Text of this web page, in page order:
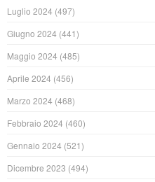
Luglio 2024 (497)
Giugno 2024 (441)
Maggio 2024 (485)
Aprile 2024 (456)
Marzo 2024 (468)
Febbraio 2024 (460)
Gennaio 2024 (521)
Dicembre 2023 (494)